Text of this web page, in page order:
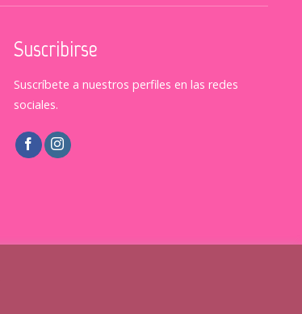
Suscribirse
Suscríbete a nuestros perfiles en las redes
sociales.